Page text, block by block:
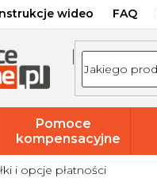
wideo FAQ
Pomoce
kompensacyjne
i opcje płatności